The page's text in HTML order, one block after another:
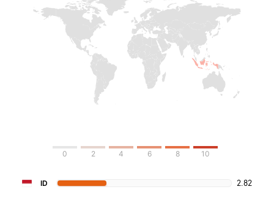
0 2 4 6 8 10
ID 2.82